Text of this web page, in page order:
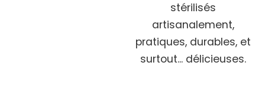
stérilisés
artisanalement,
pratiques, durables, et
surtout... délicieuses.